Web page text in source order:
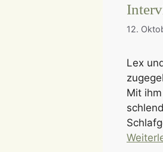
12.
Lex
Mit